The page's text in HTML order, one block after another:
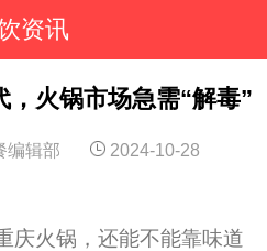
资讯
，火锅市场急需“解毒”
编辑部
2024-10-28
庆火锅，还能不能靠味道